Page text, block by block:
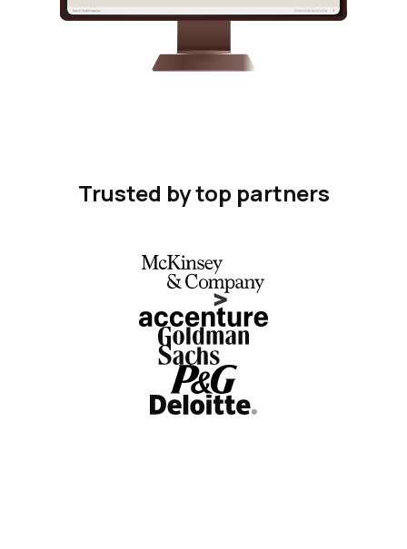
Trusted by top partners